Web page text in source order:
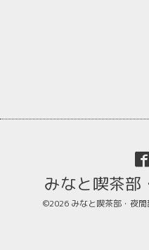
みなと喫茶部
©2026 みなと喫茶部・夜